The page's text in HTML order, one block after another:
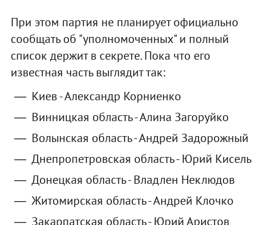
При этом партия не планирует официально
сообщать об "уполномоченных" и полный
список держит в секрете. Пока что его
известная часть выглядит так:
Киев - Александр Корниенко
Винницкая область - Алина Загоруйко
Волынская область - Андрей Задорожный
Днепропетровская область - Юрий Кисель
Донецкая область - Владлен Неклюдов
Житомирская область - Андрей Клочко
Закарпатская область - Юрий Аристов